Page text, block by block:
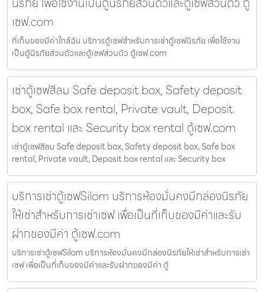
เซฟ.com
ที่เก็บของมีค่าใกล้ฉัน บริการตู้เซฟสำหรับการเช่าตู้เซฟนิรภัย เพื่อใช้งาน
เป็นตู้นิรภัยส่วนตัวและตู้เซฟส่วนตัว ตู้เซฟ.com
เช่าตู้เซฟสีลม Safe deposit box, Safety deposit
box, Safe box rental, Private vault, Deposit
box rental และ Security box rental ตู้เซฟ.com
เช่าตู้เซฟสีลม Safe deposit box, Safety deposit box, Safe box
rental, Private vault, Deposit box rental และ Security box
บริการเช่าตู้เซฟSilom บริการห้องมั่นคงมีกล่องนิรภัย
ให้เช่าสำหรับการเช่าเซฟ เพื่อเป็นที่เก็บของมีค่าและรับ
ฝากของมีค่า ตู้เซฟ.com
บริการเช่าตู้เซฟSilom บริการห้องมั่นคงมีกล่องนิรภัยให้เช่าสำหรับการเช่า
เซฟ เพื่อเป็นที่เก็บของมีค่าและรับฝากของมีค่า ตู้